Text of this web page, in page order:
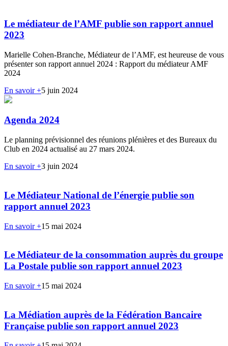
Le médiateur de l’AMF publie son rapport annuel
2023
Marielle Cohen-Branche, Médiateur de l’AMF, est heureuse de vous
présenter son rapport annuel 2024 : Rapport du médiateur AMF
2024
En savoir +5 juin 2024
Agenda 2024
Le planning prévisionnel des réunions plénières et des Bureaux du
Club en 2024 actualisé au 27 mars 2024.
En savoir +3 juin 2024
Le Médiateur National de l’énergie publie son
rapport annuel 2023
En savoir +15 mai 2024
Le Médiateur de la consommation auprès du groupe
La Postale publie son rapport annuel 2023
En savoir +15 mai 2024
La Médiation auprès de la Fédération Bancaire
Française publie son rapport annuel 2023